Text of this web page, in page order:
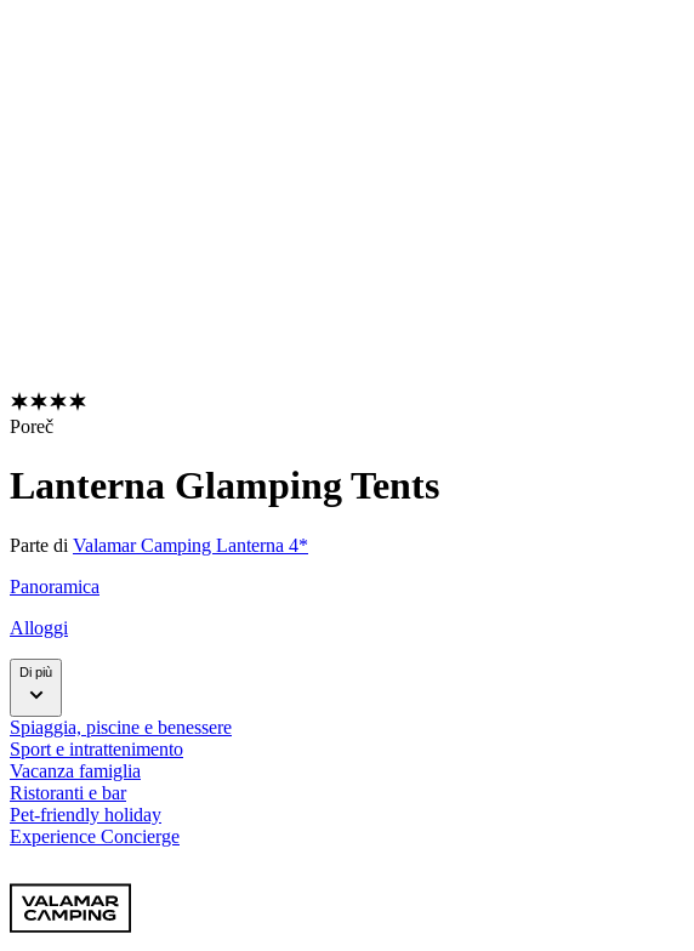
Poreč
Lanterna Glamping Tents
Parte di Valamar Camping Lanterna 4*
Panoramica
Alloggi
Di più
Spiaggia, piscine e benessere
Sport e intrattenimento
Vacanza famiglia
Ristoranti e bar
Pet-friendly holiday
Experience Concierge